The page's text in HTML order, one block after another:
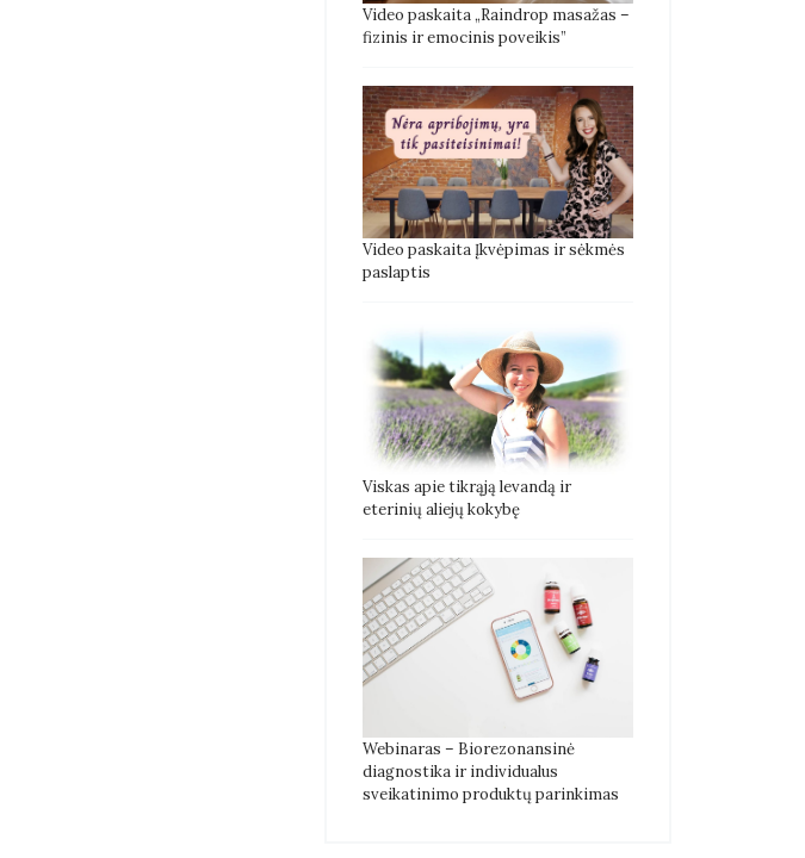
Video paskaita „Raindrop masažas –
fizinis ir emocinis poveikis”
Video paskaita Įkvėpimas ir sėkmės
paslaptis
Viskas apie tikrąją levandą ir
eterinių aliejų kokybę
Webinaras – Biorezonansinė
diagnostika ir individualus
sveikatinimo produktų parinkimas